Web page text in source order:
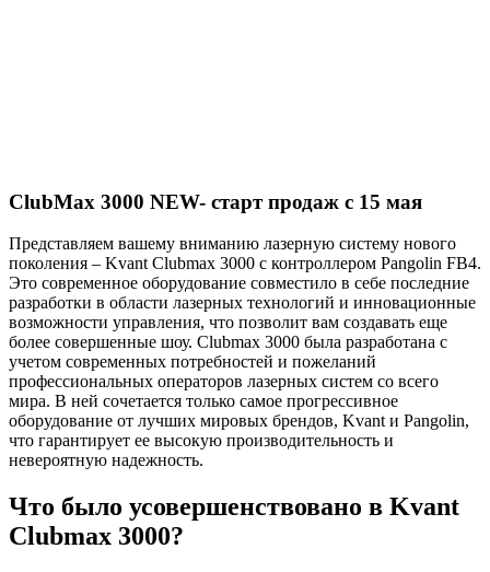
ClubMax 3000 NEW- старт продаж с 15 мая
Представляем вашему вниманию лазерную систему нового
поколения – Kvant Clubmax 3000 с контроллером Pangolin FB4.
Это современное оборудование совместило в себе последние
разработки в области лазерных технологий и инновационные
возможности управления, что позволит вам создавать еще
более совершенные шоу. Clubmax 3000 была разработана с
учетом современных потребностей и пожеланий
профессиональных операторов лазерных систем со всего
мира. В ней сочетается только самое прогрессивное
оборудование от лучших мировых брендов, Kvant и Pangolin,
что гарантирует ее высокую производительность и
невероятную надежность.
Что было усовершенствовано в Kvant
Clubmax 3000?